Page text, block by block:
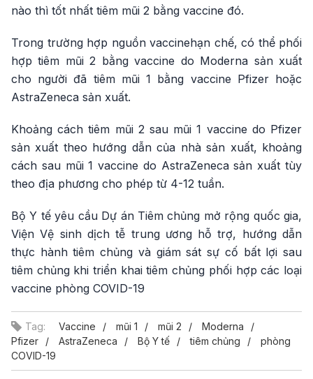
nào thì tốt nhất tiêm mũi 2 bằng vaccine đó.
Trong trường hợp nguồn vaccinehạn chế, có thể phối
hợp tiêm mũi 2 bằng vaccine do Moderna sản xuất
cho người đã tiêm mũi 1 bằng vaccine Pfizer hoặc
AstraZeneca sản xuất.
Khoảng cách tiêm mũi 2 sau mũi 1 vaccine do Pfizer
sản xuất theo hướng dẫn của nhà sản xuất, khoảng
cách sau mũi 1 vaccine do AstraZeneca sản xuất tùy
theo địa phương cho phép từ 4-12 tuần.
Bộ Y tế yêu cầu Dự án Tiêm chủng mở rộng quốc gia,
Viện Vệ sinh dịch tễ trung ương hỗ trợ, hướng dẫn
thực hành tiêm chủng và giám sát sự cố bất lợi sau
tiêm chủng khi triển khai tiêm chủng phối hợp các loại
vaccine phòng COVID-19
Tag: Vaccine mũi 1 mũi 2
Moderna
Pfizer
AstraZeneca Bộ Y tế tiêm chủng
phòng
COVID-19